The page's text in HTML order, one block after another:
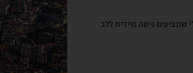
שמציעים גישה מיידית ללב